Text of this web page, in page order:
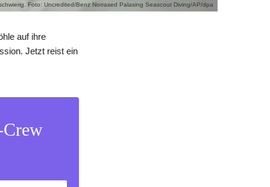
Foto: Uncredited/Benz Norrased Palasing Seascout Diving/AP/dpa
auf ihre
Jetzt reist ein